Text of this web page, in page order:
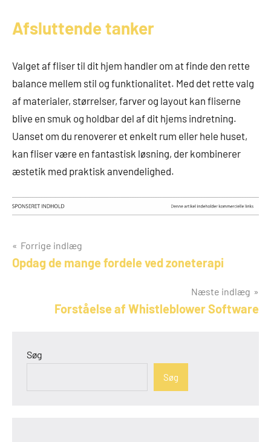
Afsluttende tanker
Valget af fliser til dit hjem handler om at finde den rette
balance mellem stil og funktionalitet. Med det rette valg
af materialer, størrelser, farver og layout kan fliserne
blive en smuk og holdbar del af dit hjems indretning.
Uanset om du renoverer et enkelt rum eller hele huset,
kan fliser være en fantastisk løsning, der kombinerer
æstetik med praktisk anvendelighed.
Indlægsnavigation
Forrige indlæg
Opdag de mange fordele ved zoneterapi
Næste indlæg
Forståelse af Whistleblower Software
Søg
Søg